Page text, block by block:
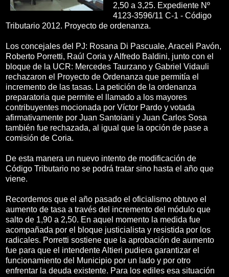
2,50 a 3,25. Expediente Nº
4123-3596/11 C-1 - Código
Tributario 2012. Proyecto de ordenanza.
Los concejales del PJ: Rosana Di Pascuale, Araceli Pavón,
Roberto Porretti, Raúl Coria y Alfredo Baldini, junto con el
bloque de la UCR: Mercedes Taurzano y Gabriel Vidauli
rechazaron el Proyecto de Ordenanza que permitía el
incremento de las tasas. La petición de la ordenanza
preparatoria que permite el llamado a los mayores
contribuyentes mocionada por Víctor Pardo y votada
afirmativamente por Juan Santoiani y Juan Carlos Sosa
también fue rechazada, al igual que la opción de pase a
comisión de Coria.
De esta manera un nuevo intento de modificación de
Código Tributario no se podrá tratar sino hasta el año que
viene.
Recordemos que el año pasado el oficialismo obtuvo el
aumento de tasa a través del incremento del módulo que
salto de 1,90 a 2,50. En aquel momento la medida fue
acompañada por el bloque justicialista y resistida por los
radicales. Porretti sostiene que la aprobación de aumento
fue para que el intendente Altieri pudiera garantizar el
funcionamiento del Municipio por un lado y por otro
enfrentar la deuda existente. Para los ediles esa situación